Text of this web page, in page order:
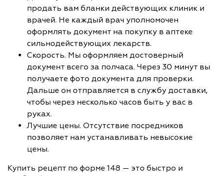
продать вам бланки действующих клиник и
врачей. Не каждый врач уполномочен
оформлять документ на покупку в аптеке
сильнодействующих лекарств.
Скорость. Мы оформляем достоверный
документ всего за полчаса. Через 30 минут вы
получаете фото документа для проверки.
Дальше он отправляется в службу доставки,
чтобы через несколько часов быть у вас в
руках.
Лучшие цены. Отсутствие посредников
позволяет нам устанавливать невысокие
цены.
Купить рецепт по форме 148 — это быстро и